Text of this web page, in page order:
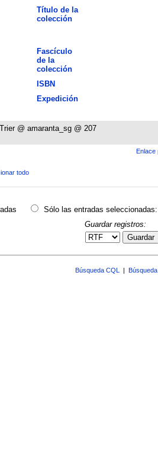
Título de la
colección
Fascículo
de la
colección
ISBN
Expedición
@ amaranta_sg @ 207
Enlace
todo
Sólo las entradas seleccionadas:
Guardar registros:
Guardar
Búsqueda CQL